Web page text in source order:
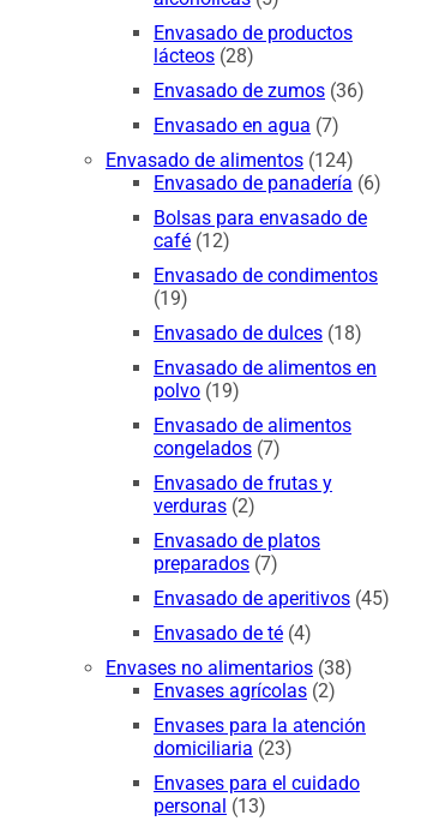
Envasado de productos
lácteos (28)
Envasado de zumos (36)
Envasado en agua (7)
Envasado de alimentos (124)
Envasado de panadería (6)
Bolsas para envasado de
café (12)
Envasado de condimentos
(19)
Envasado de dulces (18)
Envasado de alimentos en
polvo (19)
Envasado de alimentos
congelados (7)
Envasado de frutas y
verduras (2)
Envasado de platos
preparados (7)
Envasado de aperitivos (45)
Envasado de té (4)
Envases no alimentarios (38)
Envases agrícolas (2)
Envases para la atención
domiciliaria (23)
Envases para el cuidado
personal (13)